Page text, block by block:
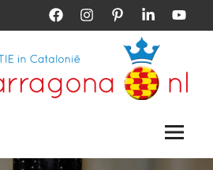
FacebookInstagramPinterestLinkedIn
Menu